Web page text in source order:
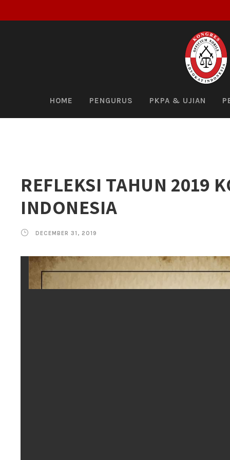
HOME PENGURUS PKPA & UJIAN
REFLEKSI TAHUN 2019
INDONESIA
DECEMBER 31, 2019